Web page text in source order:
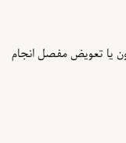
یا تعویض مفصل انجام